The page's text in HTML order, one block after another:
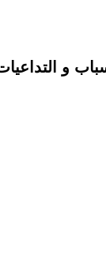
و التداعيات (